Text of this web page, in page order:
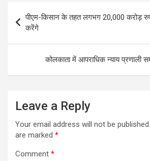
navigation
पीएम-किसान के तहत लगभग 20,000 करोड़
करेंगे
कोलकाता में आपराधिक न्याय प्रणाली
Leave a Reply
Your email address will not be published.
are marked *
Comment *